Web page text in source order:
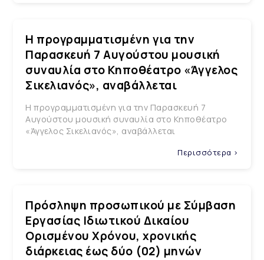
Η προγραμματισμένη για την
Παρασκευή 7 Αυγούστου μουσική
συναυλία στο Κηποθέατρο «Άγγελος
Σικελιανός», αναβάλλεται
Η προγραμματισμένη για την Παρασκευή 7
Αυγούστου μουσική συναυλία στο Κηποθέατρο
«Άγγελος Σικελιανός», αναβάλλεται
Περισσότερα >
Πρόσληψη προσωπικού με Σύμβαση
Εργασίας Ιδιωτικού Δικαίου
Ορισμένου Χρόνου, χρονικής
διάρκειας έως δύο (02) μηνών